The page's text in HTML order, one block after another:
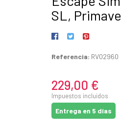
SL,
Referencia: RV02960
229,00 €
Impuestos incluidos
Entrega en 5 días